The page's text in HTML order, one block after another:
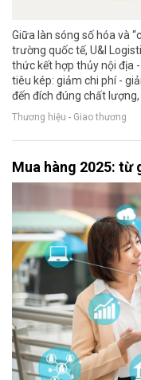
Giữa làn sóng số hóa và
trường quốc tế, U&I
thức kết hợp thủy nội địa
tiêu kép: giảm chi phí -
đến đích đúng chất
Thương hiệu - Giao thương
Mua hàng 2025: từ